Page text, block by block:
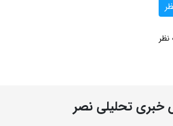
نظر
خبری تحلیلی نصر